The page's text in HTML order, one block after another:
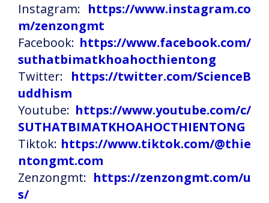
Instagram: https://www.instagram.co
m/zenzongmt
Facebook: https://www.facebook.com/
suthatbimatkhoahocthientong
Twitter: https://twitter.com/ScienceB
uddhism
Youtube: https://www.youtube.com/c/
SUTHATBIMATKHOAHOCTHIENTONG
Tiktok: https://www.tiktok.com/@thie
ntongmt.com
Zenzongmt: https://zenzongmt.com/u
s/